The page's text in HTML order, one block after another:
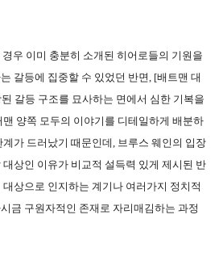
우 이미 충분히 소개된 히어로들의 기원을
갈등에 집중할 수 있었던 반면, [배트맨 대
갈등 구조를 묘사하는 면에서 심한 기복을
양쪽 모두의 이야기를 디테일하게 배분하
가 드러났기 때문인데, 브루스 웨인의 입장
상인 이유가 비교적 설득력 있게 제시된 반
상으로 인지하는 계기나 여러가지 정치적
금 구원자적인 존재로 자리매김하는 과정